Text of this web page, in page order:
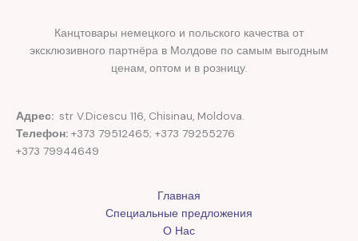
Канцтовары немецкого и польского качества от
эксклюзивного партнёра в Молдове по самым выгодным
ценам, оптом и в розницу.
Адрес: str V.Dicescu 116, Chisinau, Moldova.
Телефон: +373 79512465; +373 79255276
+373 79944649
Главная
Специальные предложения
О Нас